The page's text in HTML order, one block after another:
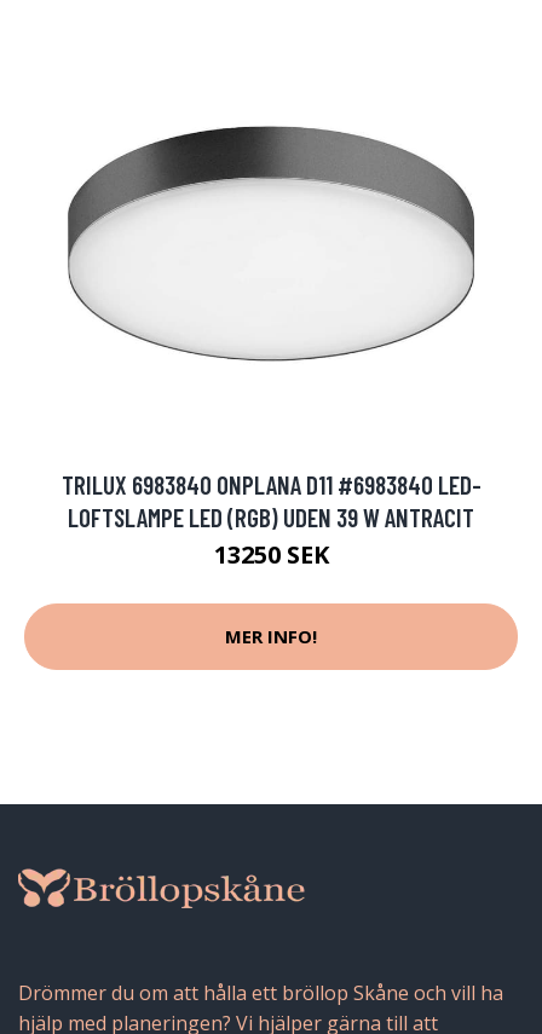
TRILUX 6983840 ONPLANA D11 #6983840 LED-
LOFTSLAMPE LED (RGB) UDEN 39 W ANTRACIT
13250 SEK
MER INFO!
Drömmer du om att hålla ett bröllop Skåne och vill ha
hjälp med planeringen? Vi hjälper gärna till att